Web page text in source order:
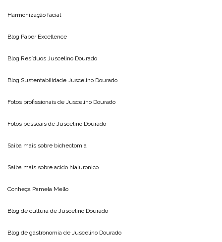
Harmonização facial
Blog Paper Excellence
Blog Resíduos Juscelino Dourado
Blog Sustentabilidade Juscelino Dourado
Fotos profissionais de Juscelino Dourado
Fotos pessoais de Juscelino Dourado
Saiba mais sobre bichectomia
Saiba mais sobre acido hialuronico
Conheça Pamela Mello
Blog de cultura de Juscelino Dourado
Blog de gastronomia de Juscelino Dourado